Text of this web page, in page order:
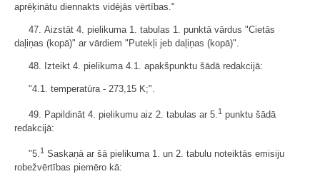
aprēķinātu diennakts vidējās vērtības."
47. Aizstāt 4. pielikuma 1. tabulas 1. punktā vārdus "Cietās
daļiņas (kopā)" ar vārdiem "Putekļi jeb daļiņas (kopā)".
48. Izteikt 4. pielikuma 4.1. apakšpunktu šādā redakcijā:
"4.1. temperatūra - 273,15 K;".
49. Papildināt 4. pielikumu aiz 2. tabulas ar 5. 1 punktu šādā
redakcijā:
"5.1 Saskaņā ar šā pielikuma 1. un 2. tabulu noteiktās emisiju
robežvērtības piemēro kā: